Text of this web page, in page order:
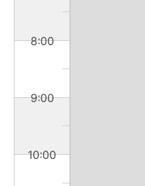
8:00
9:00
10:00